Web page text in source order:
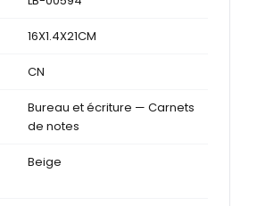
16X1.4X21CM
CN
Bureau et écriture — Carnets
de notes
Beige